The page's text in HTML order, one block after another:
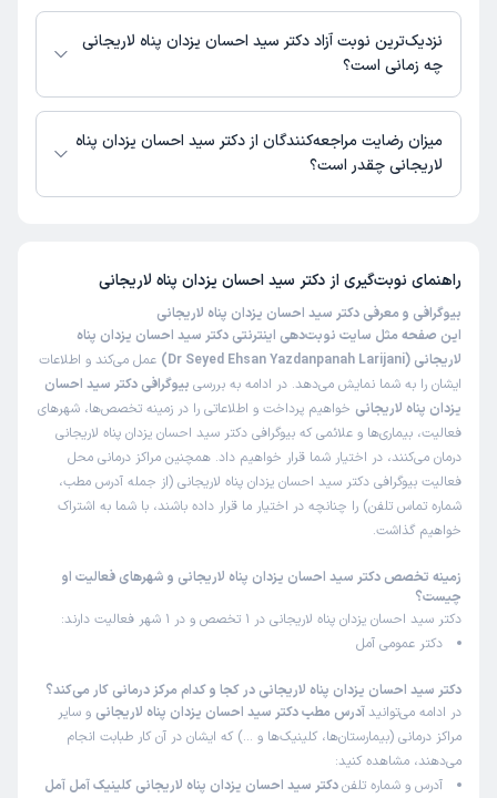
در حال حاضر دکتر سید احسان یزدان پناه لاریجانی مشاوره پزشکی تلفنی فعال
دارند.نزدیک‌ترین نوبت آزاد دکتر سید احسان یزدان پناه لاریجانی
چه زمانی است؟
دکتر سید احسان یزدان پناه لاریجانی از روز دوشنبه 19 مرداد 1405 بیمار جدید
می‌پذیرند.
میزان رضایت مراجعه‌کنندگان از دکتر سید احسان یزدان پناه
لاریجانی چقدر است؟
راهنمای نوبت‌گیری از دکتر سید احسان یزدان پناه لاریجانی
بیوگرافی و معرفی دکتر سید احسان یزدان پناه لاریجانی
این صفحه مثل سایت نوبت‌دهی اینترنتی دکتر سید احسان یزدان پناه
لاریجانی (Dr Seyed Ehsan Yazdanpanah Larijani)
عمل می‌کند و اطلاعات
ایشان را به شما نمایش می‌دهد. در ادامه به بررسی بیوگرافی دکتر سید احسان
یزدان پناه لاریجانی خواهیم پرداخت و اطلاعاتی را در زمینه تخصص‌ها، شهرهای
فعالیت، بیماری‌ها و علائمی که بیوگرافی دکتر سید احسان یزدان پناه لاریجانی
درمان می‌کنند، در اختیار شما قرار خواهیم داد. همچنین مراکز درمانی محل
فعالیت بیوگرافی دکتر سید احسان یزدان پناه لاریجانی (از جمله آدرس مطب،
شماره تماس تلفن) را چنانچه در اختیار ما قرار داده باشند، با شما به اشتراک
خواهیم گذاشت.
زمینه تخصص دکتر سید احسان یزدان پناه لاریجانی و شهرهای فعالیت او
چیست؟
دکتر سید احسان یزدان پناه لاریجانی در 1 تخصص و در 1 شهر فعالیت دارند:
دکتر عمومی آمل
دکتر سید احسان یزدان پناه لاریجانی در کجا و کدام مرکز درمانی کار می‌کند؟
در ادامه می‌توانید آدرس مطب دکتر سید احسان یزدان پناه لاریجانی و سایر
مراکز درمانی (بیمارستان‌ها، کلینیک‌ها و …) که ایشان در آن کار طبابت انجام
می‌دهند، مشاهده کنید:
آدرس و شماره تلفندکتر سید احسان یزدان پناه لاریجانی کلینیک آمل آمل